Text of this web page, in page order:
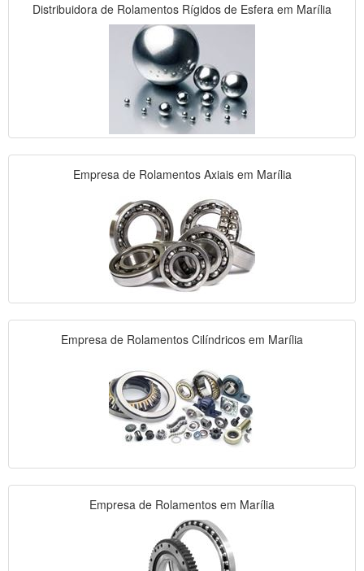
Distribuidora de Rolamentos Rígidos de Esfera em Marília
Empresa de Rolamentos Axiais em Marília
Empresa de Rolamentos Cilíndricos em Marília
Empresa de Rolamentos em Marília